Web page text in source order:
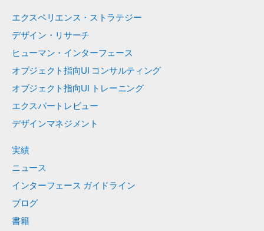
エクスペリエンス・ストラテジー
デザイン・リサーチ
ヒューマン・インターフェース
オブジェクト指向UI コンサルティング
オブジェクト指向UI トレーニング
エクスパートレビュー
デザインマネジメント
実績
ニュース
インターフェース ガイドライン
ブログ
書籍